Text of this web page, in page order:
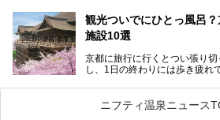
ウナを楽しみましょう！
地元の方はもちろん、旅先と
観光のついでに岩盤浴のある温
今回は京都にある岩盤浴のあ
観光ついでにひとっ風呂
施設10選
京都に旅行に行くとつい張り
し、1日の終わりには歩き疲れ
そんな疲れた身体には温泉で
も素晴らしい温泉がたくさん
できるおすすめの温泉・温浴
ニフティ温泉ニュース